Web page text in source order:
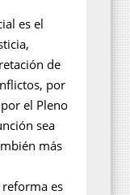
es el
de
por
el Pleno
sea
más
es